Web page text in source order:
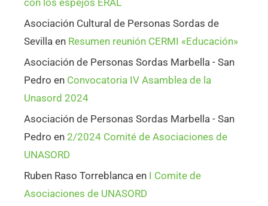
Asociación Cultural de Personas Sordas de
Sevilla en Resumen reunión CERMI «Educación»
Asociación de Personas Sordas Marbella - San
Pedro en Convocatoria IV Asamblea de la
Unasord 2024
Asociación de Personas Sordas Marbella - San
Pedro en 2/2024 Comité de Asociaciones de
UNASORD
Ruben Raso Torreblanca en I Comite de
Asociaciones de UNASORD